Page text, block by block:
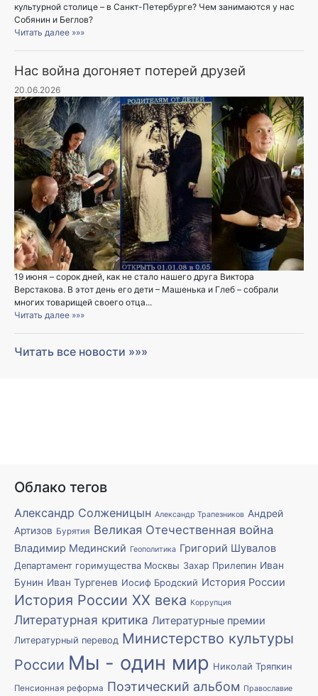
культурной столице – в Санкт-Петербурге? Чем занимаются у нас
Собянин и Беглов?
Читать далее »»»
Нас война догоняет потерей друзей
20.06.2026
19 июня – сорок дней, как не стало нашего друга Виктора
Верстакова. В этот день его дети – Машенька и Глеб – собрали
многих товарищей своего отца...
Читать далее »»»
Читать все новости »»»
Облако тегов
Александр Солженицын Александр Трапезников Андрей
Артизов Бурятия Великая Отечественная война
Владимир Мединский Геополитика Григорий Шувалов
Департамент горимущества Москвы Захар Прилепин Иван
Бунин Иван Тургенев Иосиф Бродский История России
История России XX века Коррупция
Литературная критика Литературные премии
Литературный перевод Министерство культуры
России Мы - один мир Николай Тряпкин
Пенсионная реформа Поэтический альбом Православие